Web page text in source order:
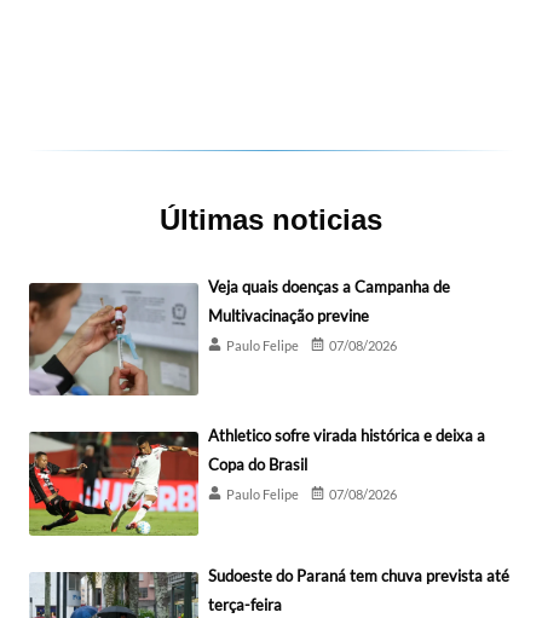
Últimas noticias
Veja quais doenças a Campanha de
Multivacinação previne
Paulo Felipe 07/08/2026
Athletico sofre virada histórica e deixa a
Copa do Brasil
Paulo Felipe 07/08/2026
Sudoeste do Paraná tem chuva prevista até
terça-feira